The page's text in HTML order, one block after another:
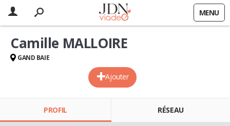
MENU
Ajouter
Camille MALLOIRE
GAND BAIE
PROFIL RÉSEAU